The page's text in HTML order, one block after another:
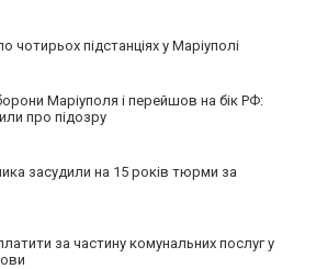
чотирьох підстанціях у Маріуполі
Маріуполя і перейшов на бік РФ:
про підозру
засудили на 15 років тюрми за
за частину комунальних послуг у